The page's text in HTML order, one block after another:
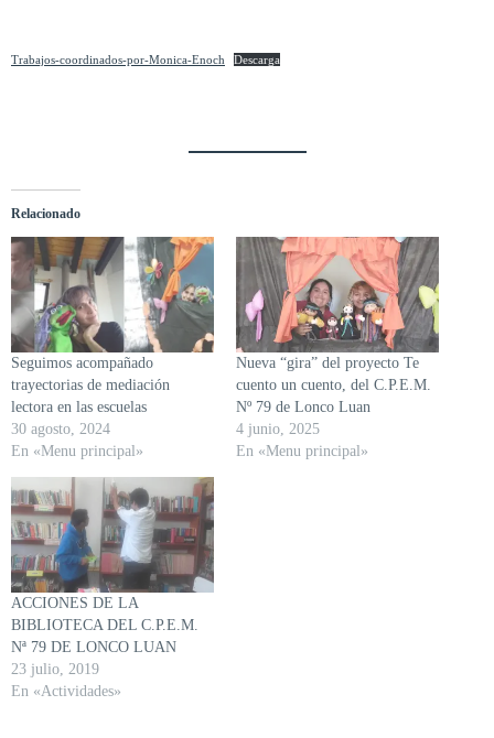
Trabajos-coordinados-por-Monica-Enoch Descarga
Relacionado
Seguimos acompañado
trayectorias de mediación
lectora en las escuelas
30 agosto, 2024
En «Menu principal»
Nueva “gira” del proyecto Te
cuento un cuento, del C.P.E.M.
Nº 79 de Lonco Luan
4 junio, 2025
En «Menu principal»
ACCIONES DE LA
BIBLIOTECA DEL C.P.E.M.
Nª 79 DE LONCO LUAN
23 julio, 2019
En «Actividades»